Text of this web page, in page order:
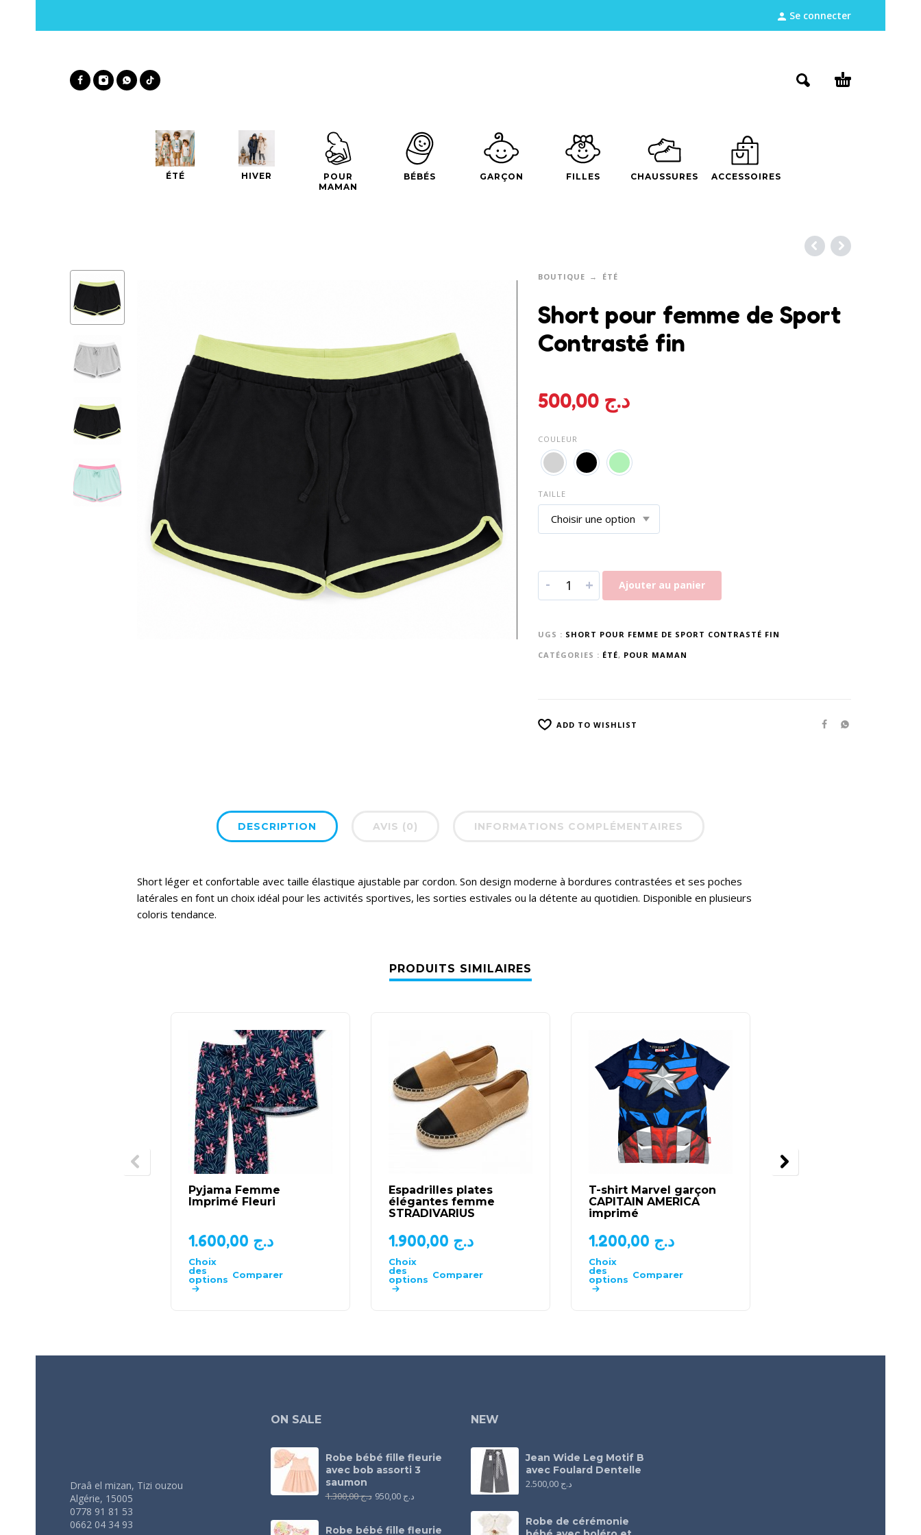
Se connecter
ÉTÉ HIVER
POUR
MAMAN
BÉBÉS GARÇON FILLES CHAUSSURES ACCESSOIRES
BOUTIQUE ÉTÉ
Short pour femme de Sport
Contrasté fin
د.ج 500,00
COULEUR
TAILLE
- + Ajouter au panier
UGS : SHORT POUR FEMME DE SPORT CONTRASTÉ FIN
CATÉGORIES : ÉTÉ, POUR MAMAN
ADD TO WISHLIST
DESCRIPTION AVIS (0) INFORMATIONS COMPLÉMENTAIRES
Short léger et confortable avec taille élastique ajustable par cordon. Son design moderne à bordures contrastées et ses poches
latérales en font un choix idéal pour les activités sportives, les sorties estivales ou la détente au quotidien. Disponible en plusieurs
coloris tendance.
PRODUITS SIMILAIRES
Pyjama Femme
Imprimé Fleuri
د.ج
Choix
des
options Comparer
Espadrilles plates
élégantes femme
STRADIVARIUS
د.ج
Choix
des
options Comparer
T-shirt Marvel garçon
CAPITAIN AMERICA
imprimé
د.ج
Choix
des
options Comparer
Draâ el mizan, Tizi ouzou
Algérie, 15005
0778 91 81 53
0662 04 34 93
ON SALE
Robe bébé fille fleurie
avec bob assorti 3
saumon
د.ج1.300,00 د.ج 950,00
Robe bébé fille fleurie
NEW
Jean Wide Leg Motif B
avec Foulard Dentelle
د.ج
Robe de cérémonie